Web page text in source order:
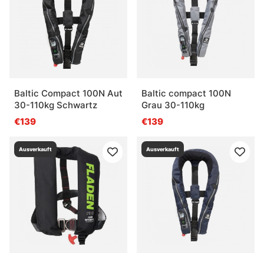
Baltic Compact 100N Aut
30-110kg Schwartz
€139
Baltic compact 100N
Grau 30-110kg
€139
Ausverkauft Ausverkauft